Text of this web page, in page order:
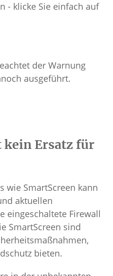
- klicke Sie einfach auf
der Warnung
ausgeführt.
kein Ersatz für
wie SmartScreen kann
aktuellen
eingeschaltete Firewall
SmartScreen sind
bieten.